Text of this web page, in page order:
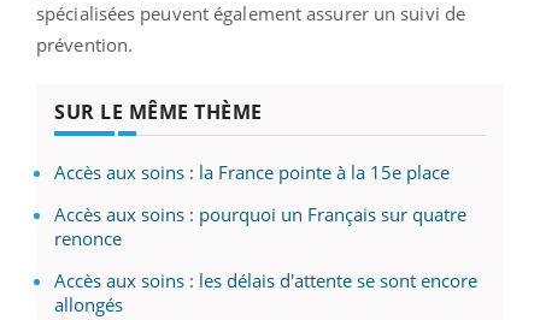
spécialisées peuvent également assurer un suivi de
prévention.
SUR LE MÊME THÈME
Accès aux soins : la France pointe à la 15e place
Accès aux soins : pourquoi un Français sur quatre
renonce
Accès aux soins : les délais d'attente se sont encore
allongés